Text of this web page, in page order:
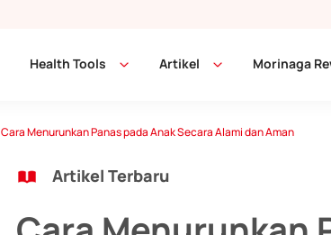
Health Tools Artikel Morinaga
Cara Menurunkan Panas pada Anak Secara Alami dan Aman
Artikel Terbaru